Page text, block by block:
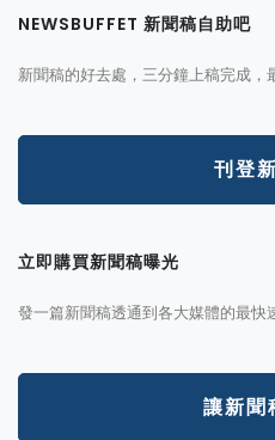
NEWSBUFFET 新聞稿自助吧
新聞稿的好去處，三分鐘上稿完成，
刊登
立即購買新聞稿曝光
發一篇新聞稿透通到各大媒體的最快
讓新聞